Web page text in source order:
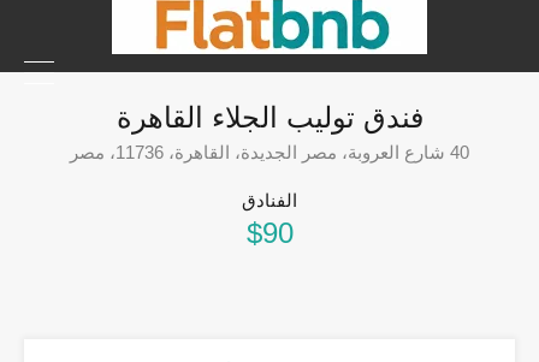
فندق توليب الجلاء القاهرة
40 شارع العروبة، مصر الجديدة، القاهرة، 11736، مصر
الفنادق
$90